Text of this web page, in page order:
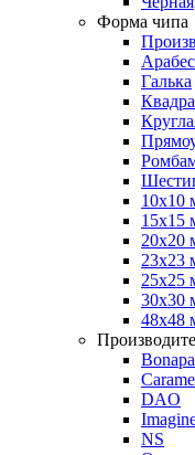
Форма чипа
Галька
10х10
15х15
20х20
23х23
25х25
30х30
48х48
DAO
NS